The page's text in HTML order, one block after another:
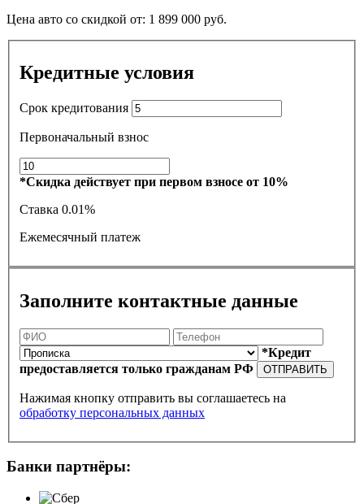
Цена авто со скидкой от: 1 899 000 руб.
Кредитные условия
Срок кредитования
Первоначальный взнос
*Скидка действует при первом взносе от 10%
Ставка 0.01%
Ежемесячный платеж
Заполните контактные данные
*Кредит
предоставляется только гражданам РФ
ОТПРАВИТЬ
Нажимая кнопку отправить вы соглашаетесь на
обработку персональных данных
Банки партнёры: